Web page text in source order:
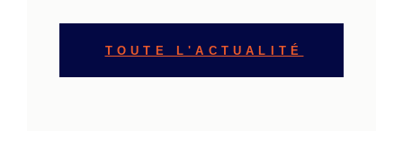
TOUTE L'ACTUALITÉ